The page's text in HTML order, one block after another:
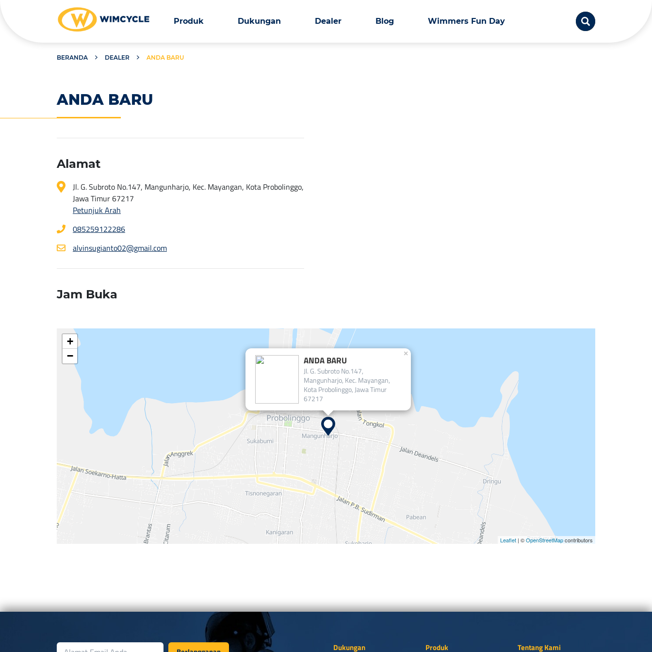
Produk Dukungan Dealer Blog Wimmers Fun Day
BERANDA DEALER ANDA BARU
ANDA BARU
Alamat
Jl. G. Subroto No.147, Mangunharjo, Kec. Mayangan, Kota Probolinggo,
Jawa Timur 67217
Petunjuk Arah
085259122286
alvinsugianto02@gmail.com
Jam Buka
ANDA BARU
Jl. G. Subroto No.147,
Mangunharjo, Kec. Mayangan,
Kota Probolinggo, Jawa Timur
67217
×
+
−
Leaflet | ©OpenStreetMapcontributors
Dukungan Produk Tentang Kami